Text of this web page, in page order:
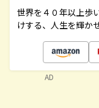
世界を４０年以上歩
けする、人生を輝か
AD